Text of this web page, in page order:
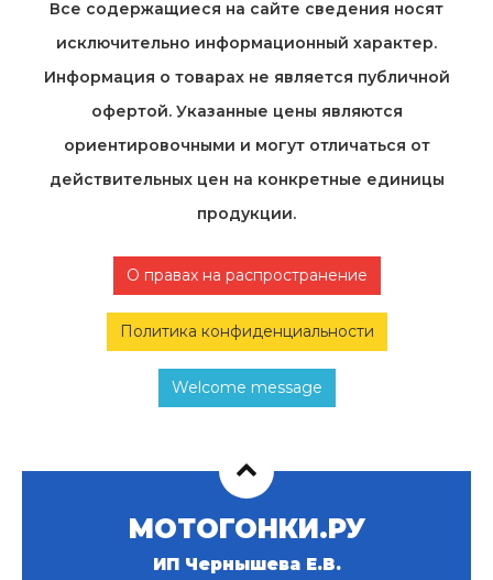
Все содержащиеся на cайте сведения носят
исключительно информационный характер.
Информация о товарах не является публичной
офертой. Указанные цены являются
ориентировочными и могут отличаться от
действительных цен на конкретные единицы
продукции.
О правах на распространение
Политика конфиденциальности
Welcome message
МОТОГОНКИ.РУ
ИП Чернышева Е.В.